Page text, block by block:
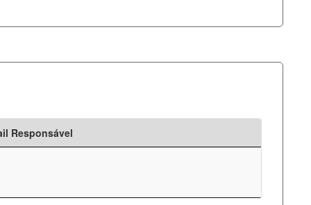
Responsável